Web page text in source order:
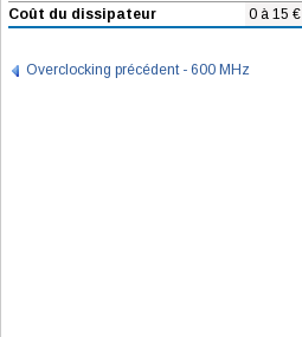
Coût du dissipateur
0 à 15 €
Overclocking précédent - 600 MHz